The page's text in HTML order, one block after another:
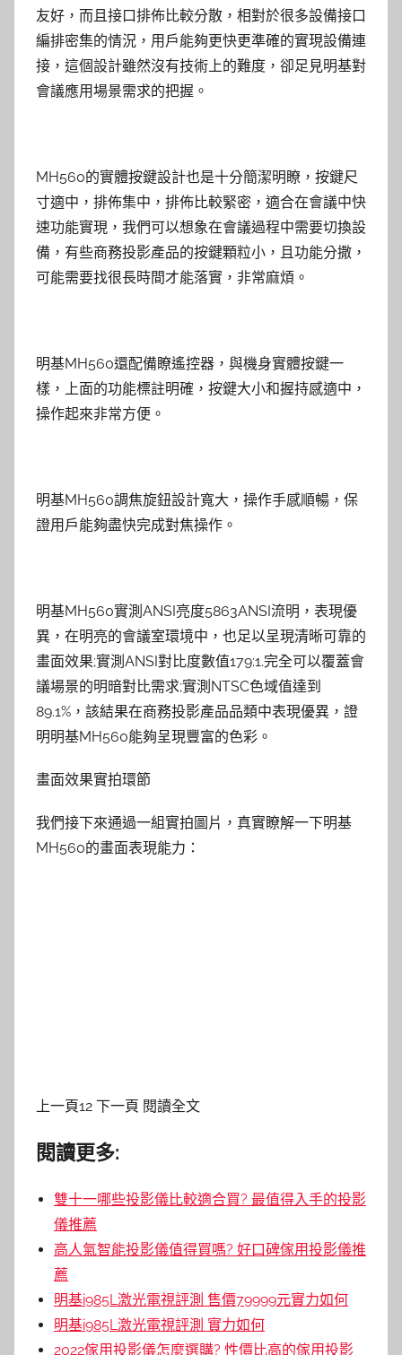
友好，而且接口排佈比較分散，相對於很多設備接口
編排密集的情況，用戶能夠更快更準確的實現設備連
接，這個設計雖然沒有技術上的難度，卻足見明基對
會議應用場景需求的把握。
MH560的實體按鍵設計也是十分簡潔明瞭，按鍵尺
寸適中，排佈集中，排佈比較緊密，適合在會議中快
速功能實現，我們可以想象在會議過程中需要切換設
備，有些商務投影產品的按鍵顆粒小，且功能分撒，
可能需要找很長時間才能落實，非常麻煩。
明基MH560還配備瞭遙控器，與機身實體按鍵一
樣，上面的功能標註明確，按鍵大小和握持感適中，
操作起來非常方便。
明基MH560調焦旋鈕設計寬大，操作手感順暢，保
證用戶能夠盡快完成對焦操作。
明基MH560實測ANSI亮度5863ANSI流明，表現優
異，在明亮的會議室環境中，也足以呈現清晰可靠的
畫面效果;實測ANSI對比度數值179:1.完全可以覆蓋會
議場景的明暗對比需求;實測NTSC色域值達到
89.1%，該結果在商務投影產品品類中表現優異，證
明明基MH560能夠呈現豐富的色彩。
畫面效果實拍環節
我們接下來通過一組實拍圖片，真實瞭解一下明基
MH560的畫面表現能力：
上一頁12 下一頁 閱讀全文
閱讀更多:
雙十一哪些投影儀比較適合買? 最值得入手的投影
儀推薦
高人氣智能投影儀值得買嗎? 好口碑傢用投影儀推
薦
明基i985L激光電視評測 售價79999元實力如何
明基i985L激光電視評測 實力如何
2022傢用投影儀怎麼選購? 性價比高的傢用投影